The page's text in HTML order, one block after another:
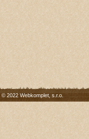
© 2022 Webkomplet, s.r.o.